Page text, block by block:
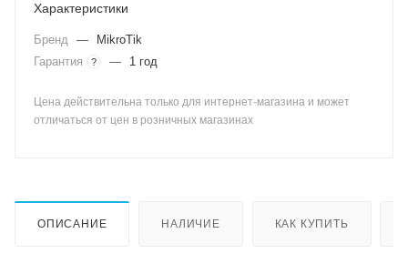
Характеристики
Бренд —
MikroTik
Гарантия
? — 1 год
Цена действительна только для интернет-магазина и может
отличаться от цен в розничных магазинах
ОПИСАНИЕ НАЛИЧИЕ КАК КУПИТЬ